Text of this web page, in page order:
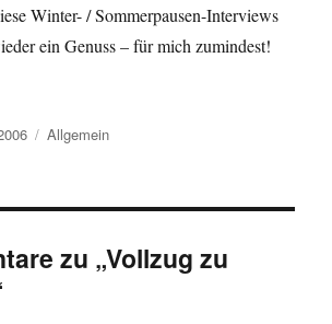
Winter- / Sommerpausen-Interviews
ein Genuss – für mich zumindest!
Kategorien
Allgemein
zu „Vollzug zu